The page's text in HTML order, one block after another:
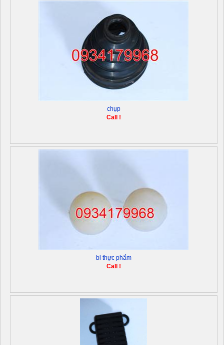
chụp
Call !
bi thực phẩm
Call !